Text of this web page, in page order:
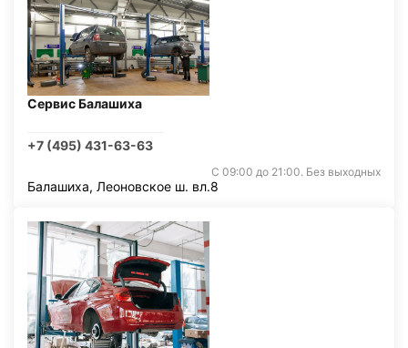
Сервис Балашиха
+7 (495) 431-63-63
С 09:00 до 21:00. Без выходных
Балашиха, Леоновское ш. вл.8